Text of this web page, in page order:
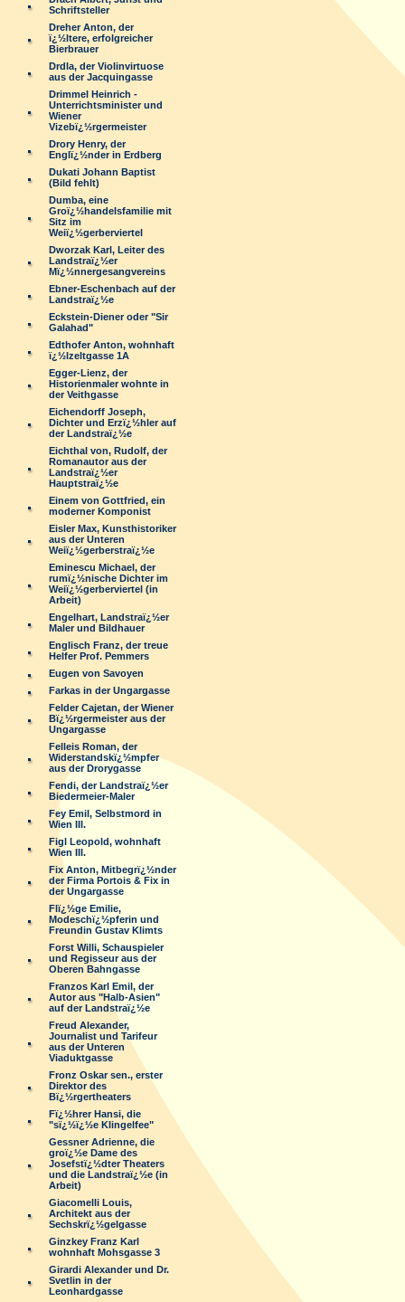
Schriftsteller
Dreher Anton, der
ï¿½ltere, erfolgreicher
Bierbrauer
Drdla, der Violinvirtuose
aus der Jacquingasse
Drimmel Heinrich -
Unterrichtsminister und
Wiener
Vizebï¿½rgermeister
Drory Henry, der
Englï¿½nder in Erdberg
Dukati Johann Baptist
(Bild fehlt)
Dumba, eine
Groï¿½handelsfamilie mit
Sitz im
Weiï¿½gerberviertel
Dworzak Karl, Leiter des
Landstraï¿½er
Mï¿½nnergesangvereins
Ebner-Eschenbach auf der
Landstraï¿½e
Eckstein-Diener oder "Sir
Galahad"
Edthofer Anton, wohnhaft
ï¿½lzeltgasse 1A
Egger-Lienz, der
Historienmaler wohnte in
der Veithgasse
Eichendorff Joseph,
Dichter und Erzï¿½hler auf
der Landstraï¿½e
Eichthal von, Rudolf, der
Romanautor aus der
Landstraï¿½er
Hauptstraï¿½e
Einem von Gottfried, ein
moderner Komponist
Eisler Max, Kunsthistoriker
aus der Unteren
Weiï¿½gerberstraï¿½e
Eminescu Michael, der
rumï¿½nische Dichter im
Weiï¿½gerberviertel (in
Arbeit)
Engelhart, Landstraï¿½er
Maler und Bildhauer
Englisch Franz, der treue
Helfer Prof. Pemmers
Eugen von Savoyen
Farkas in der Ungargasse
Felder Cajetan, der Wiener
Bï¿½rgermeister aus der
Ungargasse
Felleis Roman, der
Widerstandskï¿½mpfer
aus der Drorygasse
Fendi, der Landstraï¿½er
Biedermeier-Maler
Fey Emil, Selbstmord in
Wien III.
Figl Leopold, wohnhaft
Wien III.
Fix Anton, Mitbegrï¿½nder
der Firma Portois & Fix in
der Ungargasse
Flï¿½ge Emilie,
Modeschï¿½pferin und
Freundin Gustav Klimts
Forst Willi, Schauspieler
und Regisseur aus der
Oberen Bahngasse
Franzos Karl Emil, der
Autor aus "Halb-Asien"
auf der Landstraï¿½e
Freud Alexander,
Journalist und Tarifeur
aus der Unteren
Viaduktgasse
Fronz Oskar sen., erster
Direktor des
Bï¿½rgertheaters
Fï¿½hrer Hansi, die
"sï¿½ï¿½e Klingelfee"
Gessner Adrienne, die
groï¿½e Dame des
Josefstï¿½dter Theaters
und die Landstraï¿½e (in
Arbeit)
Giacomelli Louis,
Architekt aus der
Sechskrï¿½gelgasse
Ginzkey Franz Karl
wohnhaft Mohsgasse 3
Girardi Alexander und Dr.
Svetlin in der
Leonhardgasse